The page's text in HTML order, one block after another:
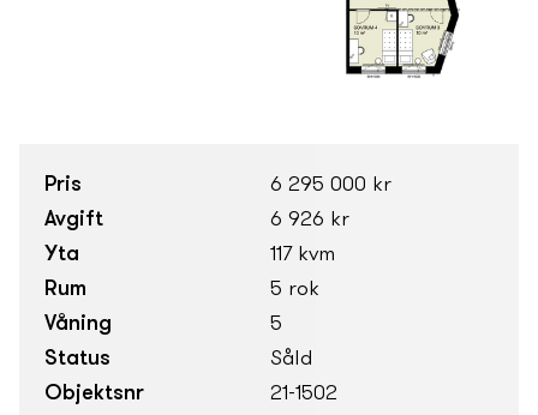
Pris
6 295 000 kr
Avgift
6 926 kr
Yta
117 kvm
Rum
5 rok
Våning
5
Status
Såld
Objektsnr
21-1502